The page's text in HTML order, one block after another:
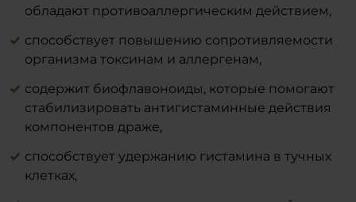
обладают противоаллергическим действием,
способствует повышению сопротивляемости
организма токсинам и аллергенам,
содержит биофлавоноиды, которые помогают
стабилизировать антигистаминные действия
компонентов драже,
способствует удержанию гистамина в тучных
клетках,